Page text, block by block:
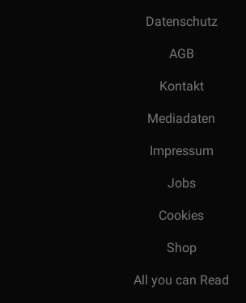
Datenschutz
AGB
Kontakt
Mediadaten
Impressum
Jobs
Cookies
Shop
All you can Read